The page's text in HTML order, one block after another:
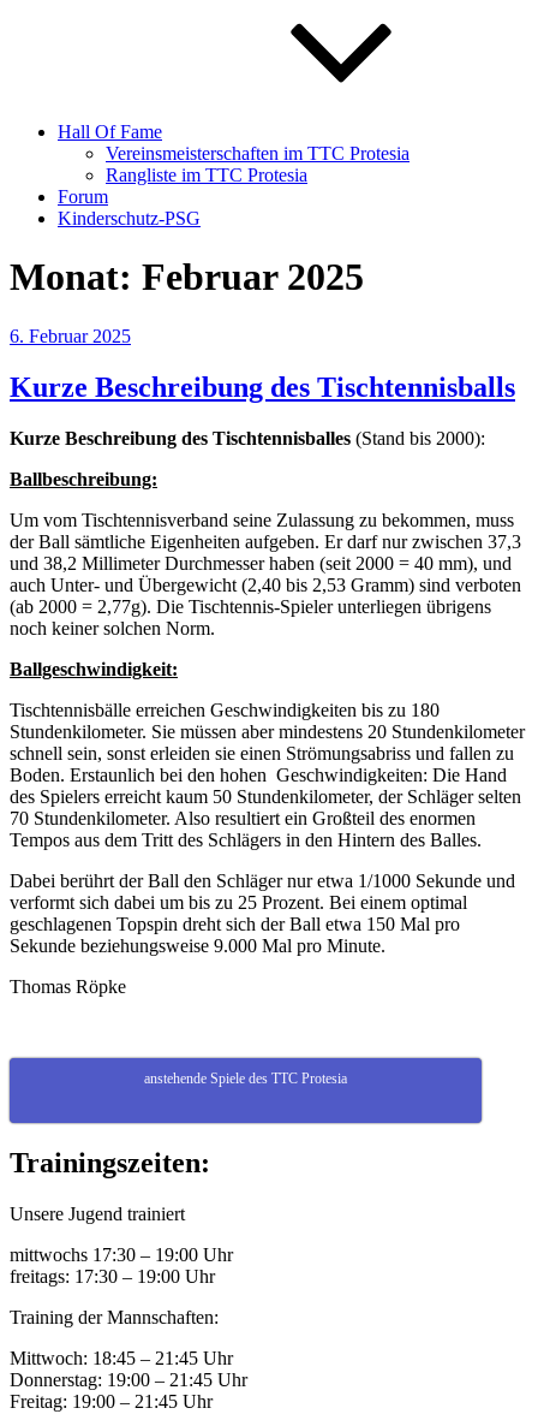
Hall Of Fame
Vereinsmeisterschaften im TTC Protesia
Rangliste im TTC Protesia
Forum
Kinderschutz-PSG
Monat: Februar 2025
Veröffentlicht
6. Februar 2025
Kurze Beschreibung des Tischtennisballs
Kurze Beschreibung des Tischtennisballes (Stand bis 2000):
Ballbeschreibung:
Um vom Tischtennisverband seine Zulassung zu bekommen, muss
der Ball sämtliche Eigenheiten aufgeben. Er darf nur zwischen 37,3
und 38,2 Millimeter Durchmesser haben (seit 2000 = 40 mm), und
auch Unter- und Übergewicht (2,40 bis 2,53 Gramm) sind verboten
(ab 2000 = 2,77g). Die Tischtennis-Spieler unterliegen übrigens
noch keiner solchen Norm.
Ballgeschwindigkeit:
Tischtennisbälle erreichen Geschwindigkeiten bis zu 180
Stundenkilometer. Sie müssen aber mindestens 20 Stundenkilometer
schnell sein, sonst erleiden sie einen Strömungsabriss und fallen zu
Boden. Erstaunlich bei den hohen Geschwindigkeiten: Die Hand
des Spielers erreicht kaum 50 Stundenkilometer, der Schläger selten
70 Stundenkilometer. Also resultiert ein Großteil des enormen
Tempos aus dem Tritt des Schlägers in den Hintern des Balles.
Dabei berührt der Ball den Schläger nur etwa 1/1000 Sekunde und
verformt sich dabei um bis zu 25 Prozent. Bei einem optimal
geschlagenen Topspin dreht sich der Ball etwa 150 Mal pro
Sekunde beziehungsweise 9.000 Mal pro Minute.
Thomas Röpke
anstehende Spiele des TTC Protesia
Trainingszeiten:
Unsere Jugend trainiert
mittwochs 17:30 – 19:00 Uhr
freitags: 17:30 – 19:00 Uhr
Training der Mannschaften:
Mittwoch: 18:45 – 21:45 Uhr
Donnerstag: 19:00 – 21:45 Uhr
Freitag: 19:00 – 21:45 Uhr